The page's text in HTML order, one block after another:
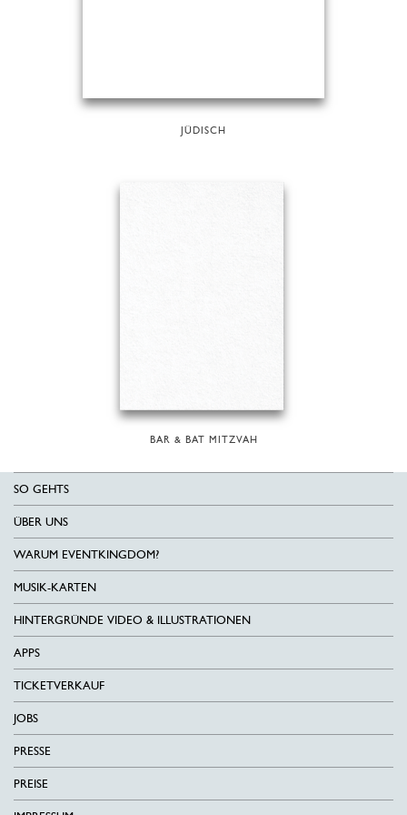
JÜDISCH
BAR & BAT MITZVAH
SO GEHTS
ÜBER UNS
WARUM EVENTKINGDOM?
MUSIK-KARTEN
HINTERGRÜNDE VIDEO & ILLUSTRATIONEN
APPS
TICKETVERKAUF
JOBS
PRESSE
PREISE